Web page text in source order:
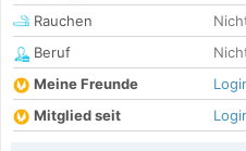
Rauchen
Beruf
Meine Freunde
Mitglied seit